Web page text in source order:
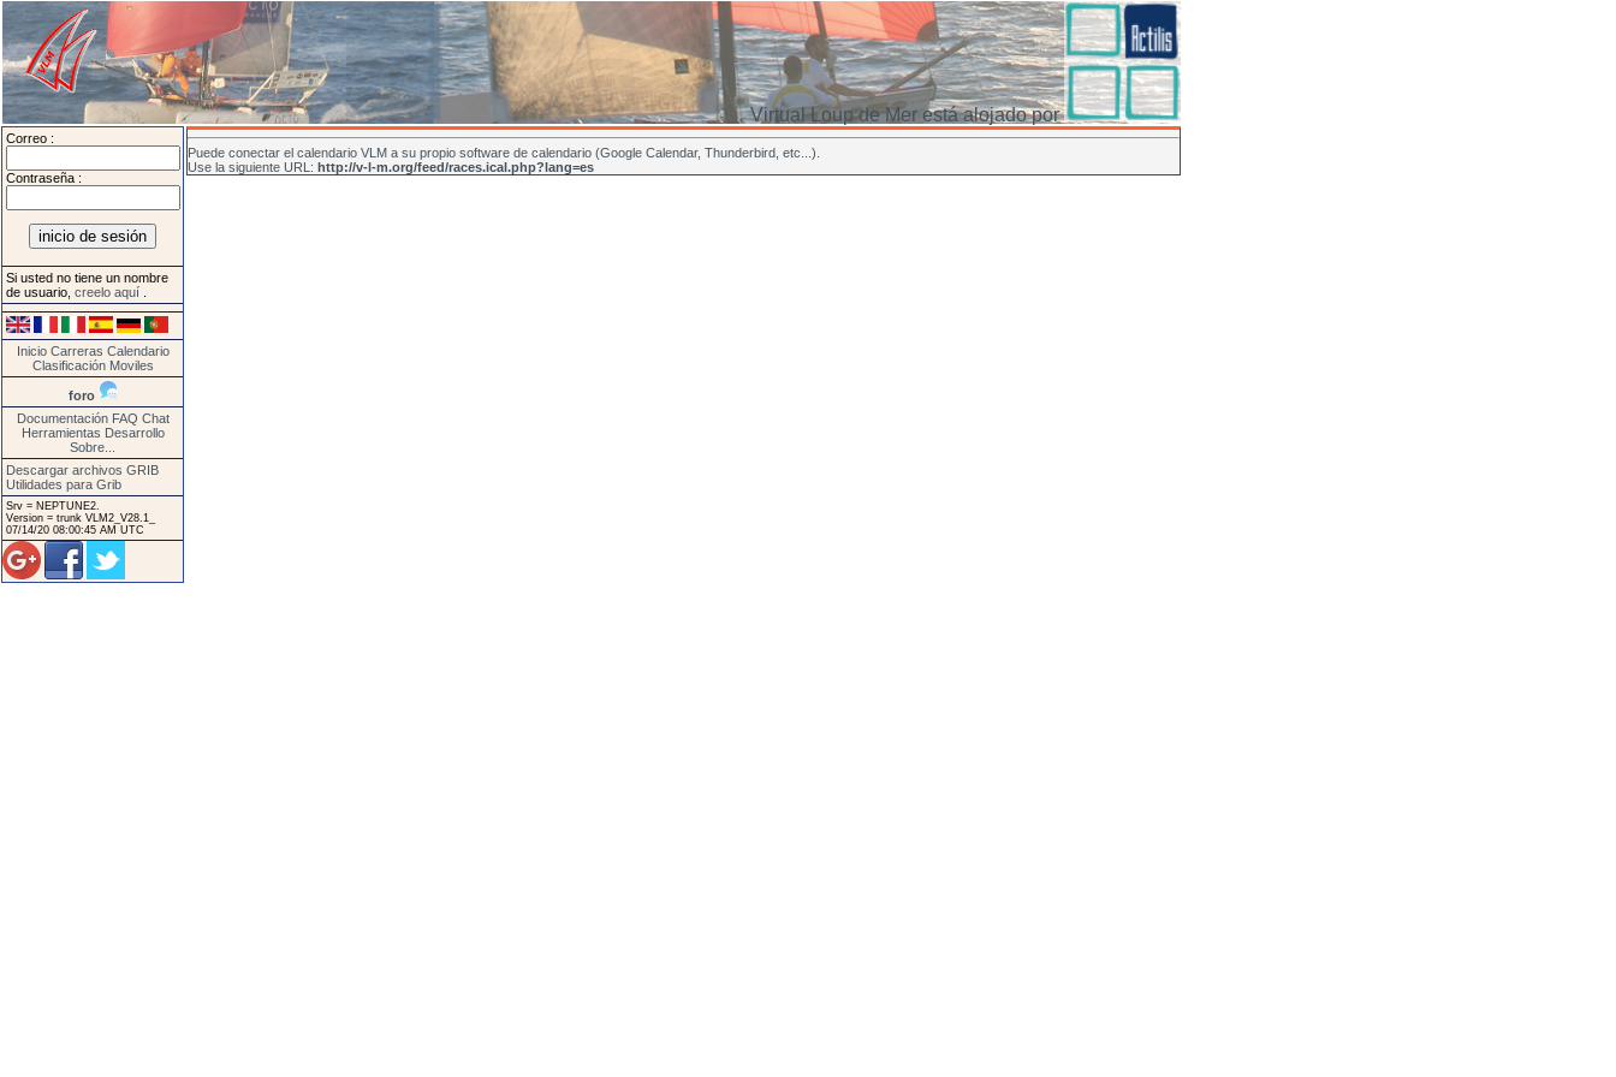
Virtual Loup de Mer está alojado por
Correo :
Contraseña :
Si usted no tiene un nombre
de usuario, creelo aquí
Inicio Carreras Calendario
Clasificación Moviles
foro
Documentación FAQ Chat
Herramientas Desarrollo
Sobre...
Descargar archivos GRIB
Utilidades para Grib
Srv = NEPTUNE2.
Version = trunk VLM2_V28.1_
07/14/20 08:00:45 AM UTC
Puede conectar el calendario VLM a su propio software de calendario (Google Calendar, Thunderbird, etc...).
Use la siguiente URL: http://v-l-m.org/feed/races.ical.php?lang=es